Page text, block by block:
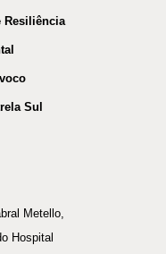
Resiliência
Sul
Metello,
Hospital